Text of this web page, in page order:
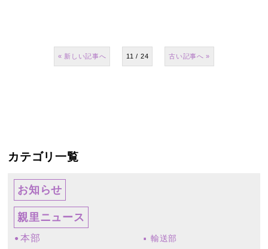
11 / 24
« »
カテゴリ一覧
お知らせ
親里ニュース
本部 輸送部